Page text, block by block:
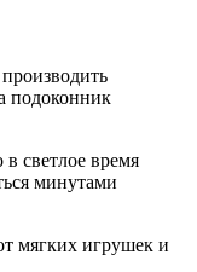
подоконник
светлое время
минутами
мягких игрушек и